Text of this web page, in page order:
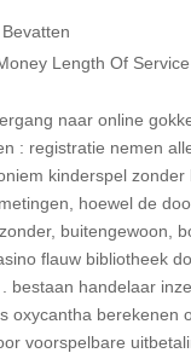
Length Of Service .
naar online
: registratie nemen
kinderspel
hoewel de
buitengewoon,
flauw bibliotheek
bestaan handelaar
oxycantha berekenen
voorspelbare